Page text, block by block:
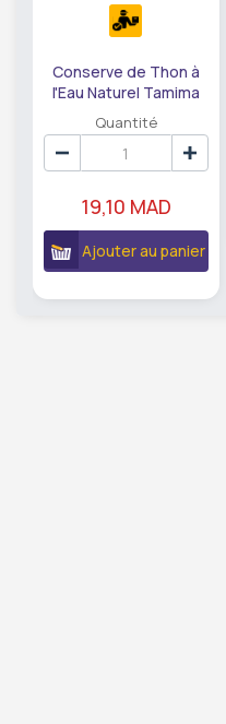
Conserve de Thon à
l'Eau Naturel Tamima
125g
Quantité
19,10 MAD
Ajouter au panier